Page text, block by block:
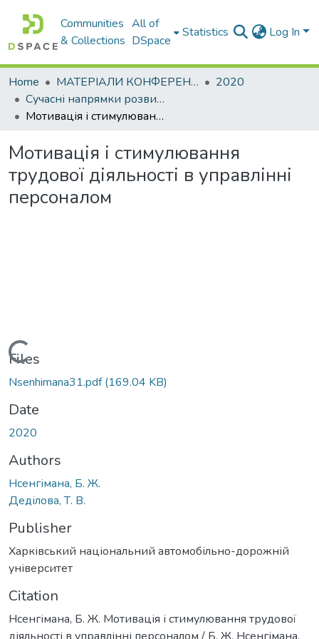
Communities
& Collections
All of
DSpace
Statistics Log In
Home МАТЕРІАЛИ КОНФЕРЕНЦІЙ
2020
Сучасні напрямки розвитку економіки і менеджменту на підприємствах України
Мотивація і стимулювання трудової діяльності в управлінні персоналом
Мотивація і стимулювання
трудової діяльності в управлінні
персоналом
Loading...
Files
Nsenhimana31.pdf(169.04 KB)
Date
2020
Authors
Нсенгімана, Б. Ж.
Деділова, Т. В.
Publisher
Харківський національний автомобільно-дорожній
університет
Citation
Нсенгімана, Б. Ж. Мотивація і стимулювання трудової